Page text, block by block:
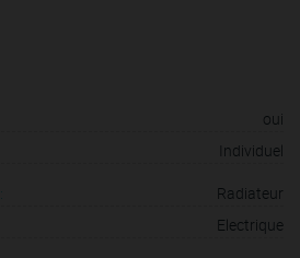
oui
Individuel
Radiateur
Electrique